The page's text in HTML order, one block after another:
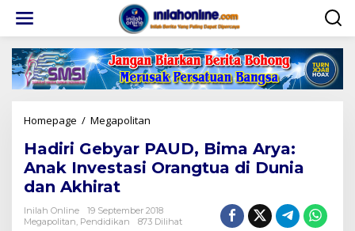
konten
Homepage / Megapolitan
PAUD,
Bima
Arya:
Investasi
Orangtua
Hadiri Gebyar PAUD, Bima Arya:
Anak Investasi Orangtua di Dunia
dan Akhirat
Inilah Online
19 September 2018
Megapolitan Pendidikan 873 Dilihat